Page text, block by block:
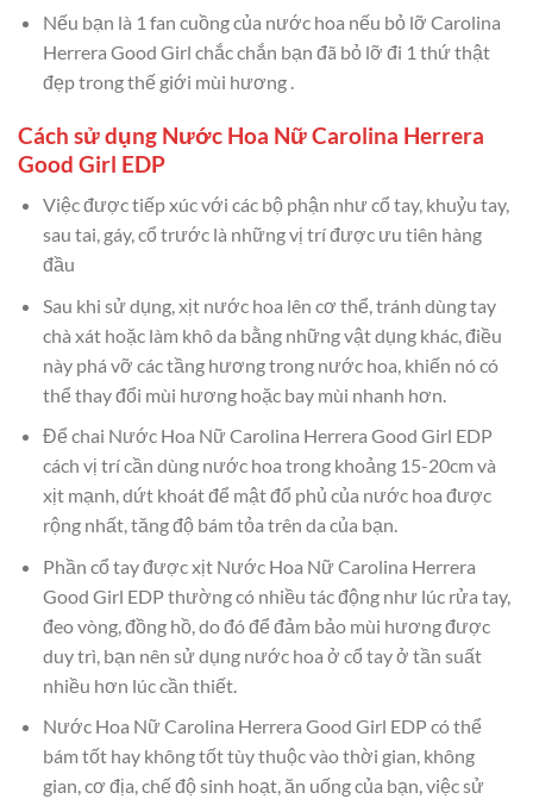
Nếu bạn là 1 fan cuồng của nước hoa nếu bỏ lỡ Carolina
Herrera Good Girl chắc chắn bạn đã bỏ lỡ đi 1 thứ thật
đẹp trong thế giới mùi hương .
Cách sử dụng Nước Hoa Nữ Carolina Herrera
Good Girl EDP
Việc được tiếp xúc với các bộ phận như cổ tay, khuỷu tay,
sau tai, gáy, cổ trước là những vị trí được ưu tiên hàng
đầu
Sau khi sử dụng, xịt nước hoa lên cơ thể, tránh dùng tay
chà xát hoặc làm khô da bằng những vật dụng khác, điều
này phá vỡ các tầng hương trong nước hoa, khiến nó có
thể thay đổi mùi hương hoặc bay mùi nhanh hơn.
Để chai Nước Hoa Nữ Carolina Herrera Good Girl EDP
cách vị trí cần dùng nước hoa trong khoảng 15-20cm và
xịt mạnh, dứt khoát để mật đổ phủ của nước hoa được
rộng nhất, tăng độ bám tỏa trên da của bạn.
Phần cổ tay được xịt Nước Hoa Nữ Carolina Herrera
Good Girl EDP thường có nhiều tác động như lúc rửa tay,
đeo vòng, đồng hồ, do đó để đảm bảo mùi hương được
duy trì, bạn nên sử dụng nước hoa ở cổ tay ở tần suất
nhiều hơn lúc cần thiết.
Nước Hoa Nữ Carolina Herrera Good Girl EDP có thể
bám tốt hay không tốt tùy thuộc vào thời gian, không
gian, cơ địa, chế độ sinh hoạt, ăn uống của bạn, việc sử